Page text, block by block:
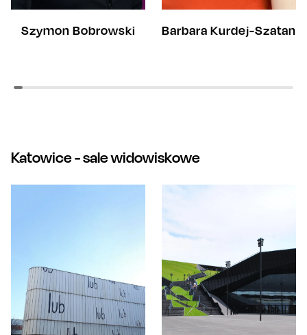
Szymon Bobrowski Barbara Kurdej-Szatan
Katowice- sale widowiskowe